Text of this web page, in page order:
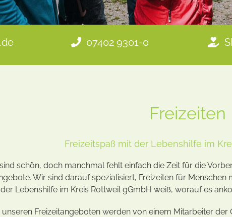
07402 9301-0
Freizeiten
Freizeitspaß mit der Lebenshilfe im
schön, doch manchmal fehlt einfach die Zeit für die
Wir sind darauf spezialisiert, Freizeiten für
Lebenshilfe im Kreis Rottweil gGmbH weiß, worauf es
unseren Freizeitangeboten werden von einem Mitarbeiter